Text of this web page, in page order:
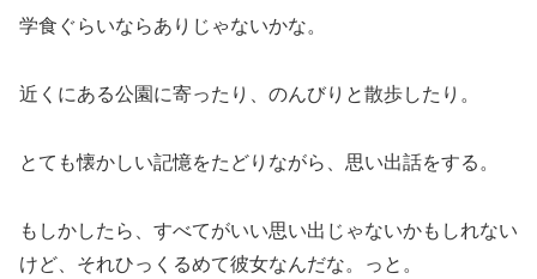
学食ぐらいならありじゃないかな。
近くにある公園に寄ったり、のんびりと散歩したり。
とても懐かしい記憶をたどりながら、思い出話をする。
もしかしたら、すべてがいい思い出じゃないかもしれない
けど、それひっくるめて彼女なんだな。っと。